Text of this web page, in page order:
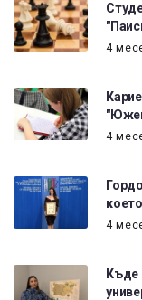
4
4
4
Къде